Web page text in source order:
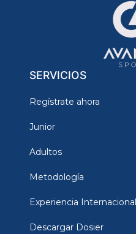
SERVICIOS
Regístrate ahora
Junior
Adultos
Metodología
Experiencia Internacional
Descargar Dosier